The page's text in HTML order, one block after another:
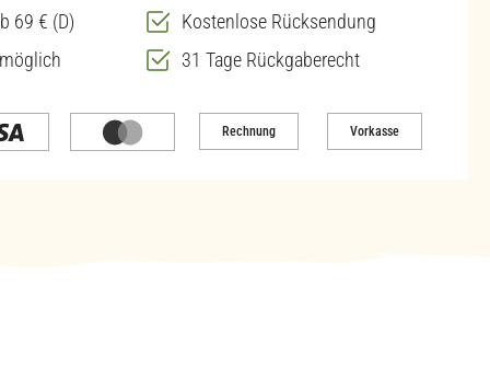
69 € (D)
Kostenlose Rücksendung
31 Tage Rückgaberecht
Rechnung Vorkasse